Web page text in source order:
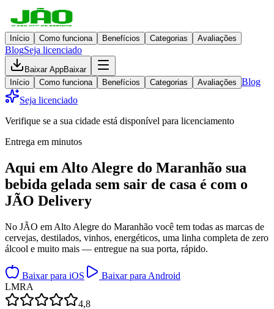
Início Como funciona Benefícios Categorias Avaliações
BlogSeja licenciado
Baixar AppBaixar
Início
Como funciona Benefícios Categorias Avaliações Blog
Seja licenciado
Verifique se a sua cidade está disponível para licenciamento
Entrega em minutos
Aqui em Alto Alegre do Maranhão sua
bebida gelada sem sair de casa é com o
JÃO Delivery
No JÃO em Alto Alegre do Maranhão você tem todas as marcas de
cervejas, destilados, vinhos, energéticos, uma linha completa de zero
álcool e muito mais — entregue na sua porta, rápido.
Baixar para iOS
Baixar para Android
LMRA
4,8